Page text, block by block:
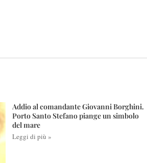
Addio al comandante Giovanni Borghini.
Porto Santo Stefano piange un simbolo
del mare
Leggi di più »